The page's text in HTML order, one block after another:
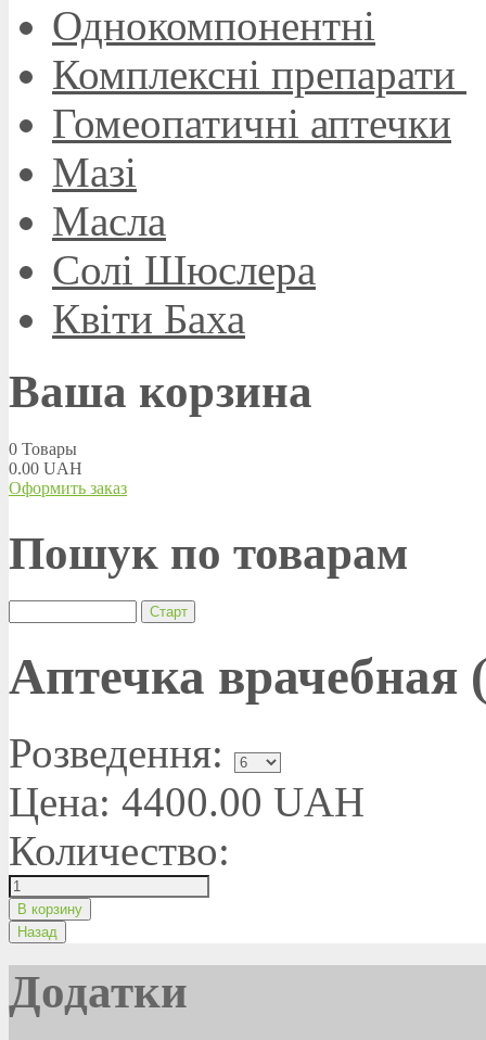
Однокомпонентні
Комплексні препарати
Гомеопатичні аптечки
Мазі
Масла
Солі Шюслера
Квіти Баха
Ваша корзина
0 Товары
0.00 UAH
Оформить заказ
Пошук по товарам
Аптечка врачебная
Розведення:
Цена: 4400.00 UAH
Количество:
Додатки